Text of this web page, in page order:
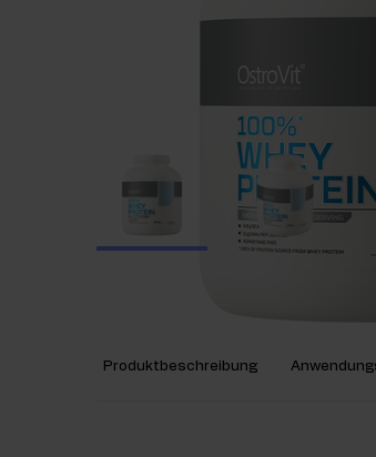
Produktbeschreibung